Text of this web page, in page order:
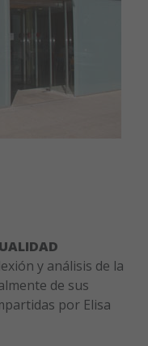
y análisis de la
de sus
por Elisa